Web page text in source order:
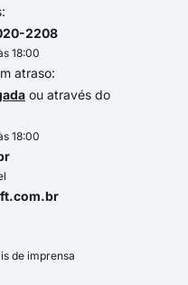
2208
18:00
atraso:
ou através do
18:00
de imprensa